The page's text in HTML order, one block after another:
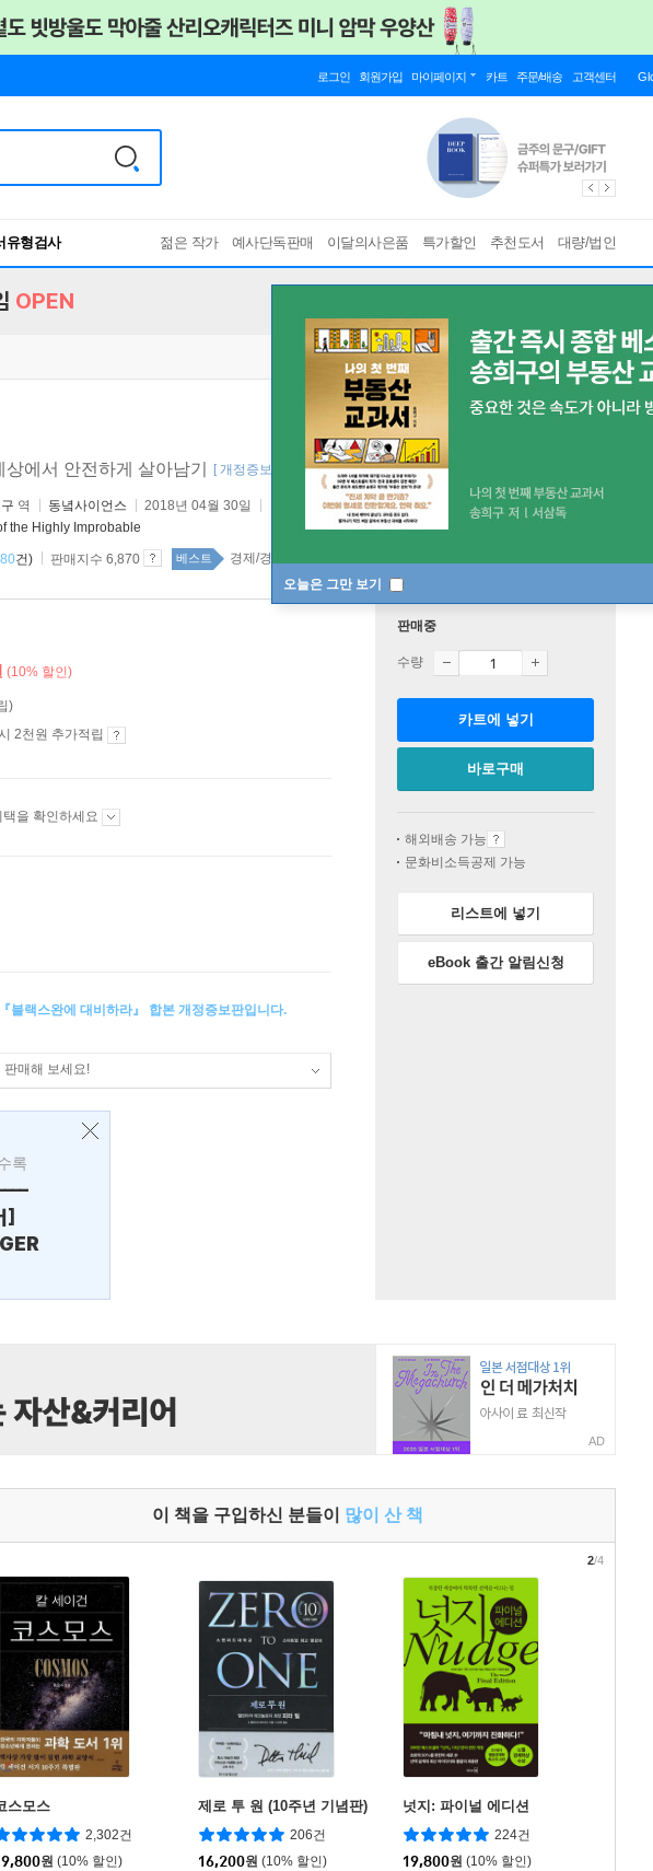
로그인 회원가입 마이페이지 카트 주문/배송 고객센터
Lab
유형검사
젊은 작가 예사단독판매 이달의사은품 특가할인 추천도서 대량/법인
오늘은 그만 보기
OPEN
상에서 안전하게 살아남기 [ 개정증보판 ]
역 동녘사이언스
2018년 04월 30일
the Highly Improbable
건) 판매지수 6,870 베스트 경제/경제학 68위
(10% 할인)
)
2천원 추가적립
을 확인하세요
블랙스완에 대비하라』 합본 개정증보판입니다.
판매해 보세요!
록
]
판매중
수량
카트에 넣기
바로구매
해외배송 가능
문화비소득공제 가능
리스트에 넣기
eBook 출간 알림신청
AD
이 책을 구입하신 분들이 많이 산 책
스모스
2,302건
원 (10% 할인)
제로 투 원 (10주년 기념판)
206건
16,200원 (10% 할인)
넛지: 파이널 에디션
224건
19,800원 (10% 할인)
2/4